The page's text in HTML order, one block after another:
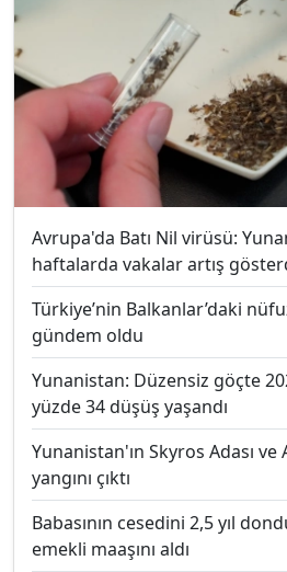
Avrupa'da Batı Nil virüsü:
haftalarda vakalar artış
Türkiye’nin Balkanlar’daki
gündem oldu
Yunanistan: Düzensiz göçte
yüzde 34 düşüş yaşandı
Yunanistan'ın Skyros Adası
yangını çıktı
Babasının cesedini 2,5 yıl
emekli maaşını aldı